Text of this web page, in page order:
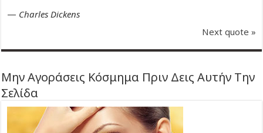
— Charles Dickens
Next quote »
Μην Αγοράσεις Κόσμημα Πριν Δεις Αυτήν Την
Σελίδα